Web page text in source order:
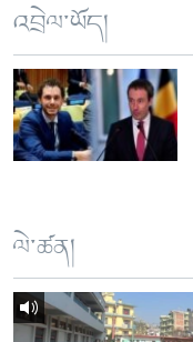
འབྲེལ་ཡོད།
ལེ་ཚན།